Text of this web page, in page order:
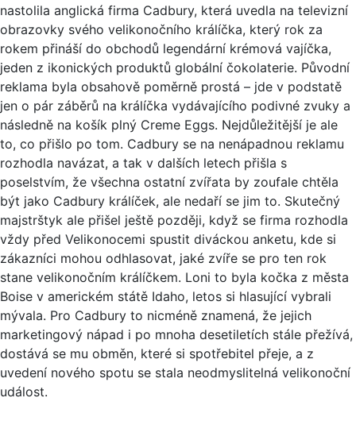
nastolila anglická firma Cadbury, která uvedla na televizní
obrazovky svého velikonočního králíčka, který rok za
rokem přináší do obchodů legendární krémová vajíčka,
jeden z ikonických produktů globální čokolaterie. Původní
reklama byla obsahově poměrně prostá – jde v podstatě
jen o pár záběrů na králíčka vydávajícího podivné zvuky a
následně na košík plný Creme Eggs. Nejdůležitější je ale
to, co přišlo po tom. Cadbury se na nenápadnou reklamu
rozhodla navázat, a tak v dalších letech přišla s
poselstvím, že všechna ostatní zvířata by zoufale chtěla
být jako Cadbury králíček, ale nedaří se jim to. Skutečný
majstrštyk ale přišel ještě později, když se firma rozhodla
vždy před Velikonocemi spustit diváckou anketu, kde si
zákazníci mohou odhlasovat, jaké zvíře se pro ten rok
stane velikonočním králíčkem. Loni to byla kočka z města
Boise v americkém státě Idaho, letos si hlasující vybrali
mývala. Pro Cadbury to nicméně znamená, že jejich
marketingový nápad i po mnoha desetiletích stále přežívá,
dostává se mu obměn, které si spotřebitel přeje, a z
uvedení nového spotu se stala neodmyslitelná velikonoční
událost.